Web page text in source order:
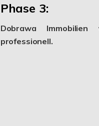
Phase 3:
Dobrawa
professionell.